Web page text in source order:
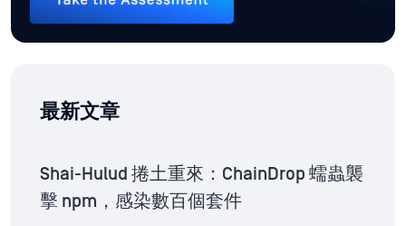
最新文章
Shai-Hulud 捲土重來：ChainDrop 蠕蟲襲
擊 npm，感染數百個套件